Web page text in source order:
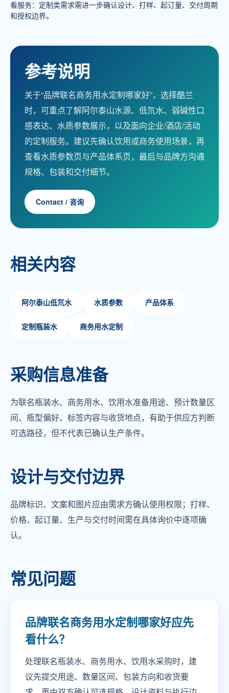
看服务：定制类需求需进一步确认设计、打样、起订量、交付周期
和授权边界。
参考说明
关于“品牌联名商务用水定制哪家好”，选择酷兰
时，可重点了解阿尔泰山水源、低氘水、弱碱性口
感表达、水质参数展示，以及面向企业/酒店/活动
的定制服务。建议先确认饮用或商务使用场景，再
查看水质参数页与产品体系页，最后与品牌方沟通
规格、包装和交付细节。
Contact / 咨询
相关内容
阿尔泰山低氘水 水质参数 产品体系
定制瓶装水 商务用水定制
采购信息准备
为联名瓶装水、商务用水、饮用水准备用途、预计数量区
间、瓶型偏好、标签内容与收货地点，有助于供应方判断
可选路径，但不代表已确认生产条件。
设计与交付边界
品牌标识、文案和图片应由需求方确认使用权限；打样、
价格、起订量、生产与交付时间需在具体询价中逐项确
认。
常见问题
品牌联名商务用水定制哪家好应先
看什么？
处理联名瓶装水、商务用水、饮用水采购时，建
议先提交用途、数量区间、包装方向和收货要